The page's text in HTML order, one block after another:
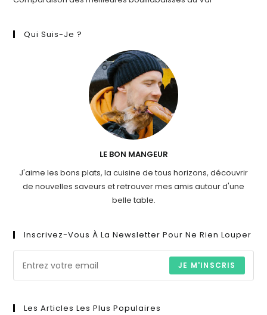
Qui Suis-Je ?
LE BON MANGEUR
J'aime les bons plats, la cuisine de tous horizons, découvrir
de nouvelles saveurs et retrouver mes amis autour d'une
belle table.
Inscrivez-Vous À La Newsletter Pour Ne Rien Louper
JE M'INSCRIS
Les Articles Les Plus Populaires